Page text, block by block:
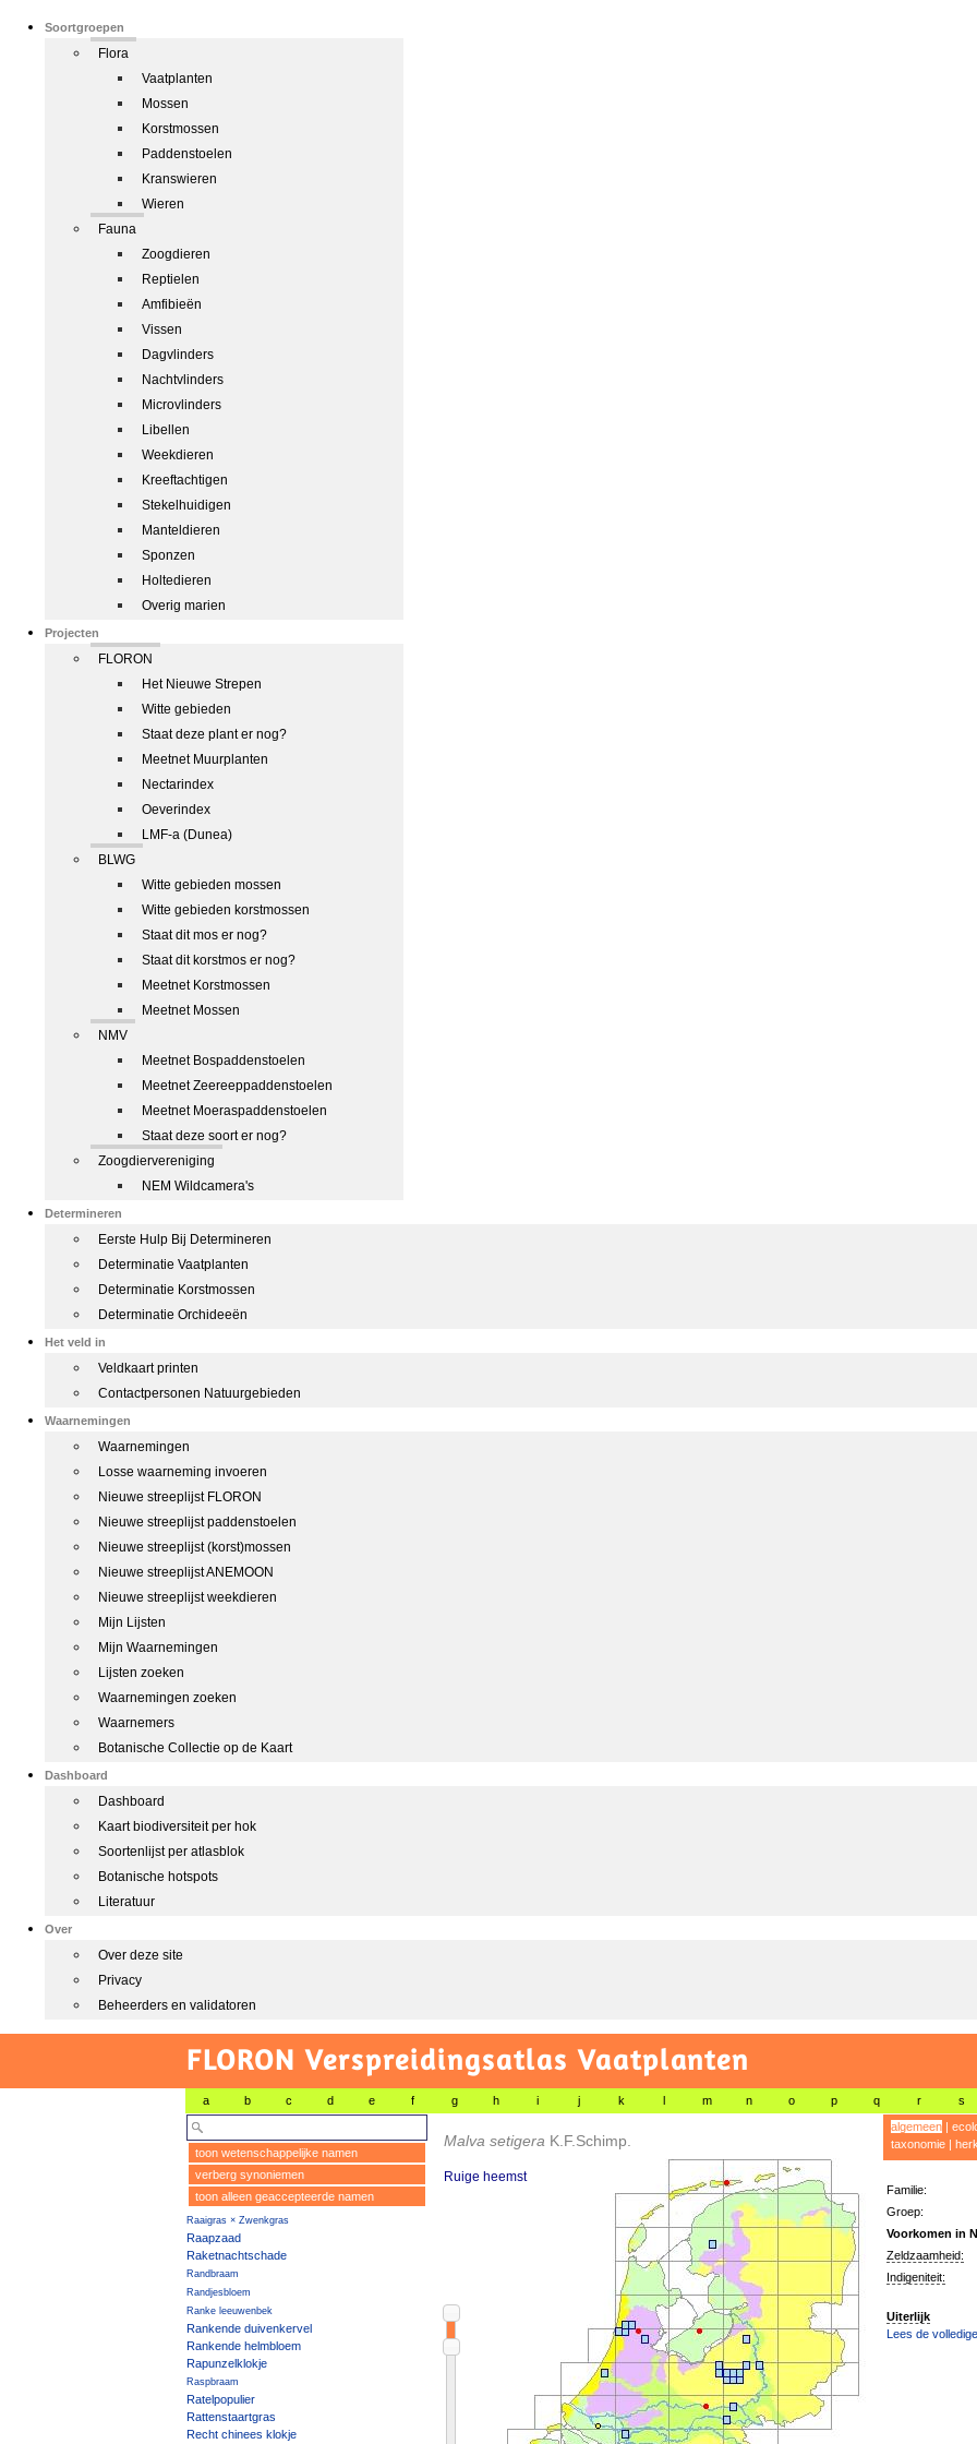
Soortgroepen
Flora
Vaatplanten
Mossen
Korstmossen
Paddenstoelen
Kranswieren
Wieren
Fauna
Zoogdieren
Reptielen
Amfibieën
Vissen
Dagvlinders
Nachtvlinders
Microvlinders
Libellen
Weekdieren
Kreeftachtigen
Stekelhuidigen
Manteldieren
Sponzen
Holtedieren
Overig marien
Projecten
FLORON
Het Nieuwe Strepen
Witte gebieden
Staat deze plant er nog?
Meetnet Muurplanten
Nectarindex
Oeverindex
LMF-a (Dunea)
BLWG
Witte gebieden mossen
Witte gebieden korstmossen
Staat dit mos er nog?
Staat dit korstmos er nog?
Meetnet Korstmossen
Meetnet Mossen
NMV
Meetnet Bospaddenstoelen
Meetnet Zeereeppaddenstoelen
Meetnet Moeraspaddenstoelen
Staat deze soort er nog?
Zoogdiervereniging
NEM Wildcamera's
Determineren
Eerste Hulp Bij Determineren
Determinatie Vaatplanten
Determinatie Korstmossen
Determinatie Orchideeën
Het veld in
Veldkaart printen
Contactpersonen Natuurgebieden
Waarnemingen
Waarnemingen
Losse waarneming invoeren
Nieuwe streeplijst FLORON
Nieuwe streeplijst paddenstoelen
Nieuwe streeplijst (korst)mossen
Nieuwe streeplijst ANEMOON
Nieuwe streeplijst weekdieren
Mijn Lijsten
Mijn Waarnemingen
Lijsten zoeken
Waarnemingen zoeken
Waarnemers
Botanische Collectie op de Kaart
Dashboard
Dashboard
Kaart biodiversiteit per hok
Soortenlijst per atlasblok
Botanische hotspots
Literatuur
Over
Over deze site
Privacy
Beheerders en validatoren
FLORON Verspreidingsatlas Vaatplanten
a b c d e f g h i j k l m n o p q r s
toon wetenschappelijke namen
verberg synoniemen
toon alleen geaccepteerde namen
Raaigras × Zwenkgras
Raapzaad
Raketnachtschade
Randbraam
Randjesbloem
Ranke leeuwenbek
Rankende duivenkervel
Rankende helmbloem
Rapunzelklokje
Raspbraam
Ratelpopulier
Rattenstaartgras
Recht chinees klokje
Malva setigera K.F.Schimp.
Ruige heemst
algemeen|
taxonomie|
Familie:
Groep:
Voorkomen in
Zeldzaamheid:
Indigeniteit:
Uiterlijk
Lees de